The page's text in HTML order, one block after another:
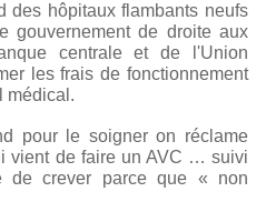
des hôpitaux flambants neufs
gouvernement de droite aux
centrale et de l'Union
les frais de fonctionnement
médical.
pour le soigner on réclame
vient de faire un AVC … suivi
de crever parce que « non